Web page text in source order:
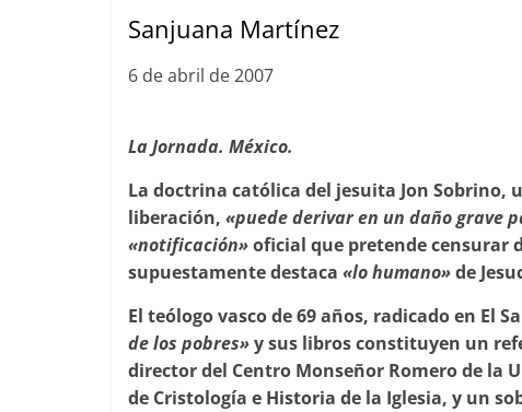
Sanjuana Martínez
6 de abril de 2007
La Jornada. México.
La doctrina católica del jesuita Jon Sobrino,
liberación, «puede derivar en un daño grave
«notificación»oficial que pretende censurar
supuestamente destaca «lo humano»de
El teólogo vasco de 69 años, radicado en El
de los pobres»y sus libros constituyen un
director del Centro Monseñor Romero de la
de Cristología e Historia de la Iglesia, y un